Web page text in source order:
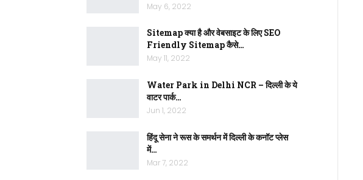
May 6, 2022
Sitemap क्या है और वेबसाइट के लिए SEO
Friendly Sitemap कैसे…
May 11, 2022
Water Park in Delhi NCR – दिल्ली के ये
वाटर पार्क…
Jun 1, 2022
हिंदू सेना ने रूस के समर्थन में दिल्ली के कनॉट प्लेस
में…
Mar 7, 2022